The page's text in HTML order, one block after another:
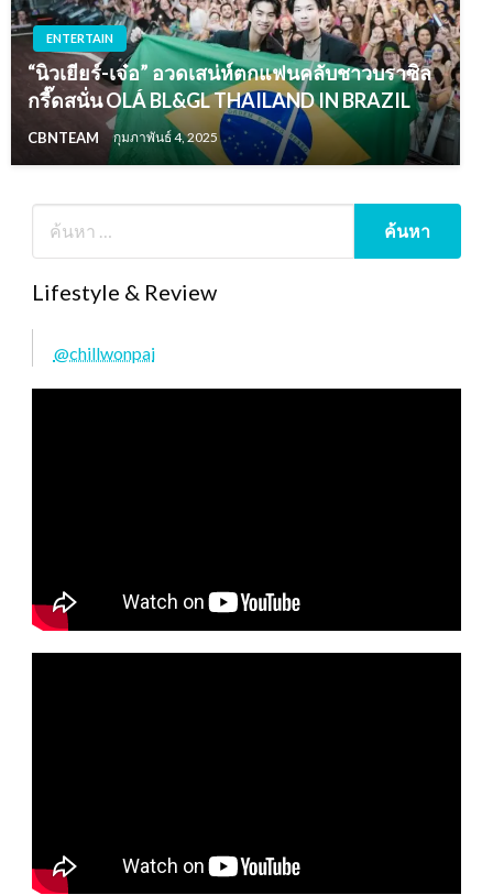
ENTERTAIN
“นิวเยียร์-เจ๋อ” อวดเสน่ห์ตกแฟนคลับชาวบราซิล
กรี๊ดสนั่น OLÁ BL&GL THAILAND IN BRAZIL
CBNTEAM กุมภาพันธ์ 4, 2025
Lifestyle & Review
@chillwonpai